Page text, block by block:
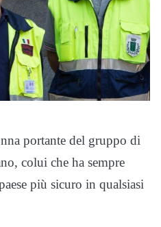
portante del gruppo di
colui che ha sempre
più sicuro in qualsiasi